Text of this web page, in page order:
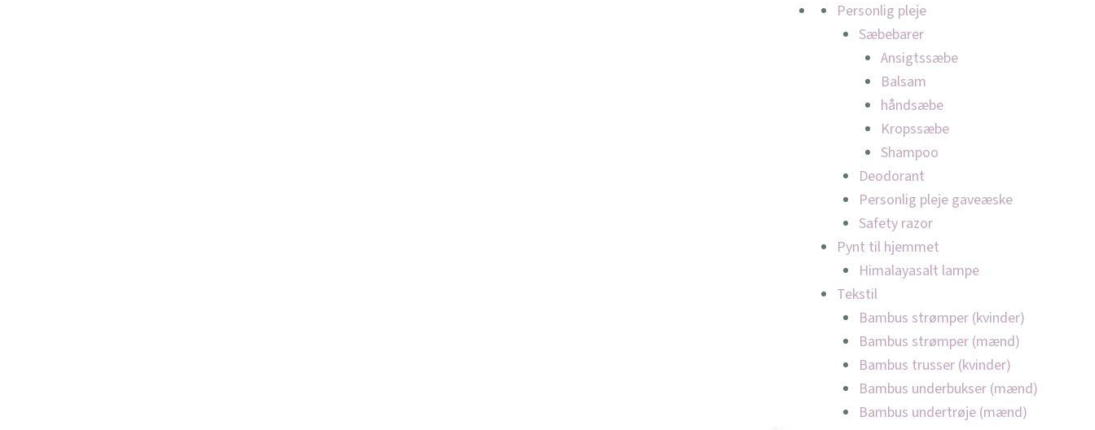
Personlig pleje
Sæbebarer
Ansigtssæbe
Balsam
håndsæbe
Kropssæbe
Shampoo
Deodorant
Personlig pleje gaveæske
Safety razor
Pynt til hjemmet
Himalayasalt lampe
Tekstil
Bambus strømper (kvinder)
Bambus strømper (mænd)
Bambus trusser (kvinder)
Bambus underbukser (mænd)
Bambus undertrøje (mænd)